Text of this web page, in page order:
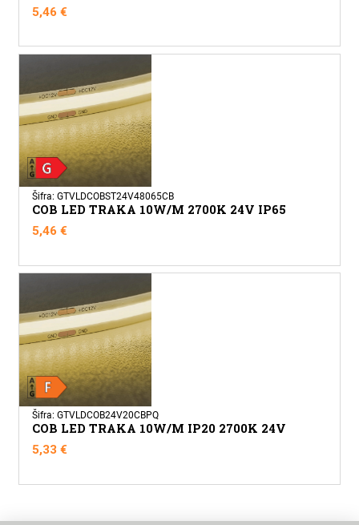
5,46€
Šifra: GTVLDCOBST24V48065CB
COB LED TRAKA 10W/M 2700K 24V IP65
5,46€
Šifra: GTVLDCOB24V20CBPQ
COB LED TRAKA 10W/M IP20 2700K 24V
5,33€